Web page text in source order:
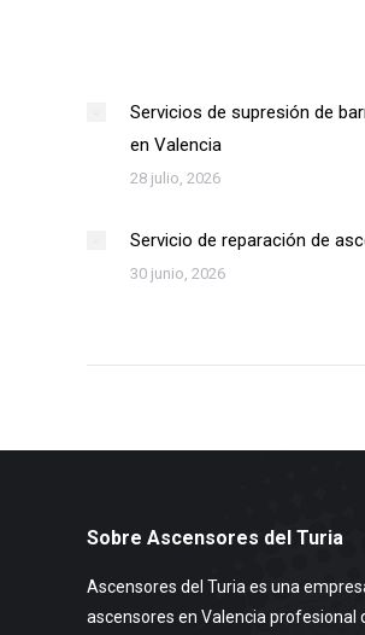
Servicios de supresión de
en Valencia
28 julio, 2026
Servicio de reparación de
30 junio, 2026
Sobre Ascensores del Turia
Ascensores del Turia es una
ascensores en Valencia profesional